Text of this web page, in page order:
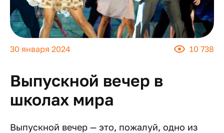
30 января 2024 10 738
Выпускной вечер в
школах мира
Выпускной вечер — это, пожалуй, одно из